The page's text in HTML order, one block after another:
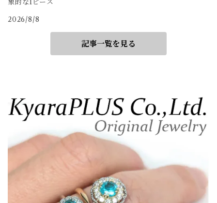
象的な1ピース
2026/8/8
記事一覧を見る